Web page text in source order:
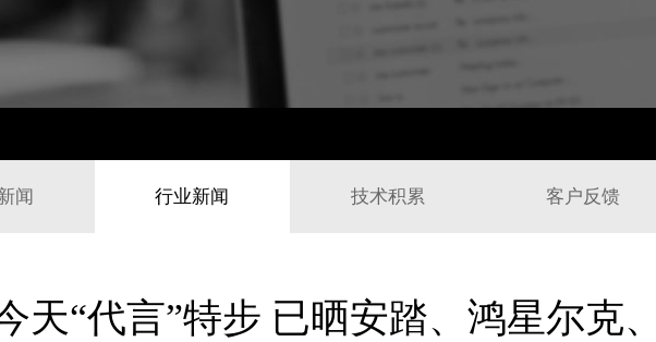
闻 行业新闻 技术积累 客户反馈
天“代言”特步 已晒安踏、鸿星尔克